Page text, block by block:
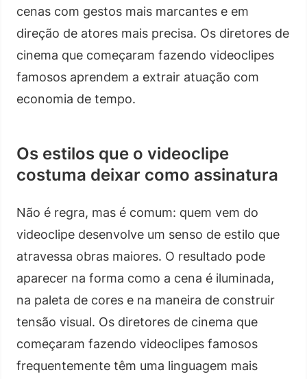
cenas com gestos mais marcantes e em
direção de atores mais precisa. Os diretores de
cinema que começaram fazendo videoclipes
famosos aprendem a extrair atuação com
economia de tempo.
Os estilos que o videoclipe
costuma deixar como assinatura
Não é regra, mas é comum: quem vem do
videoclipe desenvolve um senso de estilo que
atravessa obras maiores. O resultado pode
aparecer na forma como a cena é iluminada,
na paleta de cores e na maneira de construir
tensão visual. Os diretores de cinema que
começaram fazendo videoclipes famosos
frequentemente têm uma linguagem mais